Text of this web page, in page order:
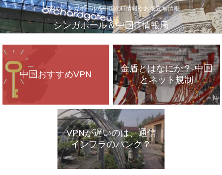
VPNやシンガポール＆中国のIT情報やお役立ち情報
シンガポール＆中国IT情報局
中国おすすめVPN
金盾とはなにか？-中国
とネット規制
VPNが遅いのは、通信
インフラのパンク？